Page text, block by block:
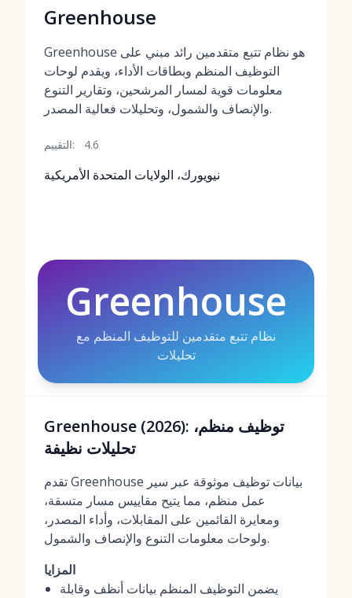
Greenhouse
Greenhouse هو نظام تتبع متقدمين رائد مبني على
التوظيف المنظم وبطاقات الأداء، ويقدم لوحات
معلومات قوية لمسار المرشحين، وتقارير التنوع
والإنصاف والشمول، وتحليلات فعالية المصدر.
التقييم: 4.6
نيويورك، الولايات المتحدة الأمريكية
Greenhouse
نظام تتبع متقدمين للتوظيف المنظم مع
تحليلات
Greenhouse (2026): توظيف منظم،
تحليلات نظيفة
تقدم Greenhouse بيانات توظيف موثوقة عبر سير
عمل منظم، مما يتيح مقاييس مسار متسقة،
ومعايرة القائمين على المقابلات، وأداء المصدر،
ولوحات معلومات التنوع والإنصاف والشمول.
المزايا
يضمن التوظيف المنظم بيانات أنظف وقابلة